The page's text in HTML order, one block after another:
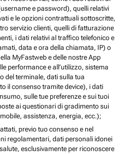
e password), quelli relativi
e le opzioni contrattuali sottoscritte,
servizio clienti, quelli di fatturazione
i dati relativi al traffico telefonico e
data e ora della chiamata, IP) o
MyFastweb e delle nostre App
performance e all’utilizzo, sistema
del terminale, dati sulla tua
il consenso tramite device), i dati
sulle tue preferenze e sui tuoi
ai questionari di gradimento sui
assistenza, energia, ecc.);
previo tuo consenso e nel
regolamentari, dati personali idonei
esclusivamente per riconoscere